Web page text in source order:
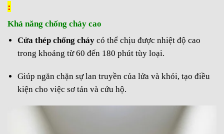
:
Khả năng chống cháy cao
Cửa thép chống cháycó thể chịu được nhiệt độ cao
trong khoảng từ 60 đến 180 phút tùy loại.
Giúp ngăn chặn sự lan truyền của lửa và khói, tạo điều
kiện cho việc sơ tán và cứu hộ.